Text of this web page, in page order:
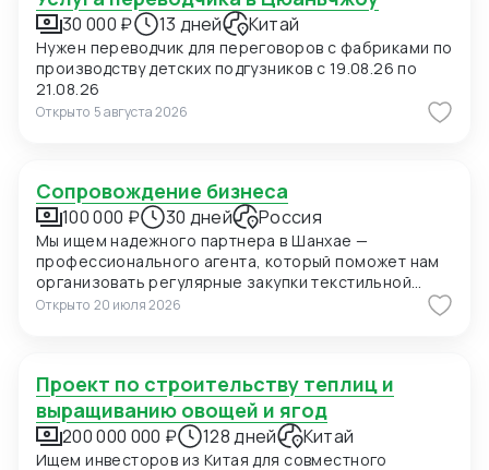
30 000 ₽ 13 дней Китай
Нужен переводчик для переговоров с фабриками по
производству детских подгузников с 19.08.26 по
21.08.26
Открыто 5 августа 2026
Сопровождение бизнеса
100 000 ₽ 30 дней Россия
Мы ищем надежного партнера в Шанхае —
профессионального агента, который поможет нам
организовать регулярные закупки текстильной
продукции и фурнитуры в Китае. В ближайшее время
мы планируем приехать в Шанхай для личных встреч
и поиск подходящих фабрик. Конкретно сейчас нас
интересуют позиции: 1. Вешалки пластиковые для
мужских костюмов с возможностью нанесения
логотипа (брендирование). Сегмент —
Открыто 20 июля 2026
Проект по строительству теплиц и
выращиванию овощей и ягод
200 000 000 ₽ 128 дней Китай
Ищем инвесторов из Китая для совместного